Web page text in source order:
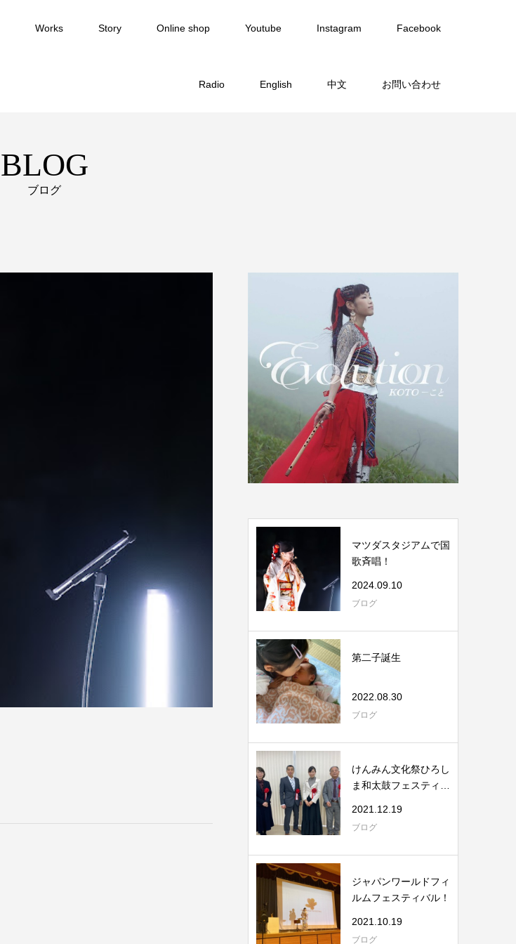
Works Story Online shop Youtube Instagram Facebook
Radio English 中文 お問い合わせ
BLOG
ブログ
マツダスタジアムで国
歌斉唱！
2024.09.10
ブログ
第二子誕生
2022.08.30
ブログ
けんみん文化祭ひろし
ま和太鼓フェスティバ
2021.12.19
ブログ
ジャパンワールドフィ
ルムフェスティバル！
2021.10.19
ブログ